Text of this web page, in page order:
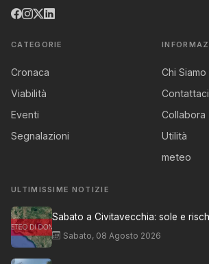
CATEGORIE
Cronaca
Viabilità
Eventi
Segnalazioni
Chi Siamo
Contattaci
Collabora
Utilità
meteo
ULTIMISSIME NOTIZIE
Sabato a Civitavecchia: sole e
Sabato, 08 Agosto 2026